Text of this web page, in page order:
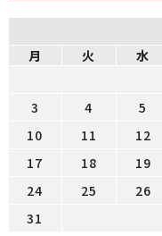
月
火 水
3
4 5
10
11 12
17
18 19
24
25 26
31